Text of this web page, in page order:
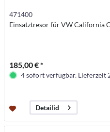
471400
Einsatztresor für VW California
185,00 € *
4 sofort verfügbar. Lieferzeit
Detailid